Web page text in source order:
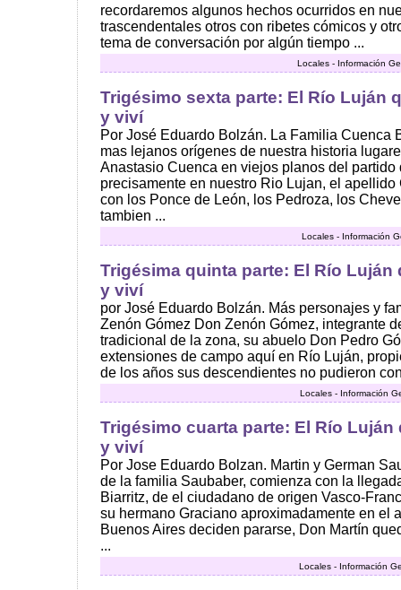
recordaremos algunos hechos ocurridos en
trascendentales otros con ribetes cómicos y
tema de conversación por algún tiempo ...
Locales - Información
Trigésimo sexta parte: El Río Luján
y viví
Por José Eduardo Bolzán. La Familia Cuenca
mas lejanos orígenes de nuestra historia
Anastasio Cuenca en viejos planos del partido
precisamente en nuestro Rio Lujan, el
con los Ponce de León, los Pedroza, los
tambien ...
Locales - Información
Trigésima quinta parte: El Río Luján
y viví
por José Eduardo Bolzán. Más personajes y
Zenón Gómez Don Zenón Gómez, integrante
tradicional de la zona, su abuelo Don Pedro
extensiones de campo aquí en Río Luján,
de los años sus descendientes no pudieron
Locales - Información
Trigésimo cuarta parte: El Río Luján
y viví
Por Jose Eduardo Bolzan. Martin y German
de la familia Saubaber, comienza con la
Biarritz, de el ciudadano de origen Vasco-
su hermano Graciano aproximadamente en el
Buenos Aires deciden pararse, Don Martín
...
Locales - Información